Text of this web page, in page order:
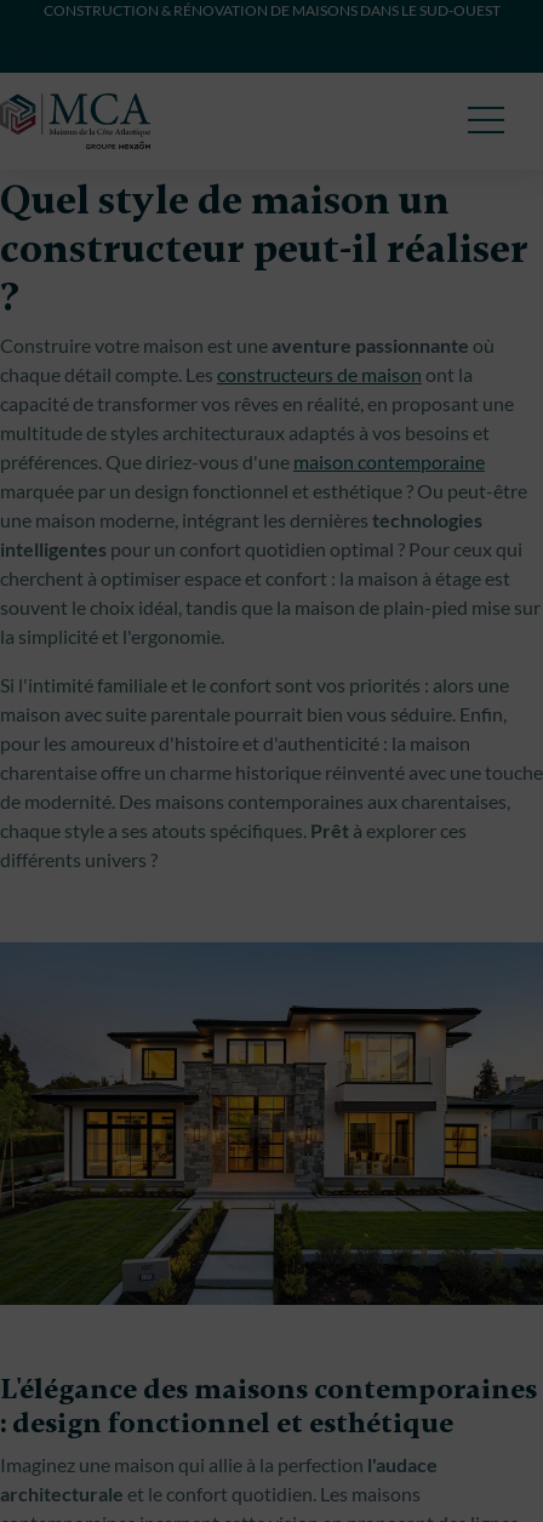
CONSTRUCTION & RÉNOVATION DE MAISONS DANS LE SUD-OUEST
Quel style de maison un
constructeur peut-il réaliser
?
Construire votre maison est une aventure passionnante où
chaque détail compte. Les constructeurs de maison ont la
capacité de transformer vos rêves en réalité, en proposant une
multitude de styles architecturaux adaptés à vos besoins et
préférences. Que diriez-vous d'une maison contemporaine
marquée par un design fonctionnel et esthétique ? Ou peut-être
une maison moderne, intégrant les dernières technologies
intelligentes pour un confort quotidien optimal ? Pour ceux qui
cherchent à optimiser espace et confort : la maison à étage est
souvent le choix idéal, tandis que la maison de plain-pied mise sur
la simplicité et l'ergonomie.
Si l'intimité familiale et le confort sont vos priorités : alors une
maison avec suite parentale pourrait bien vous séduire. Enfin,
pour les amoureux d'histoire et d'authenticité : la maison
charentaise offre un charme historique réinventé avec une touche
de modernité. Des maisons contemporaines aux charentaises,
chaque style a ses atouts spécifiques. Prêt à explorer ces
différents univers ?
L'élégance des maisons contemporaines
: design fonctionnel et esthétique
Imaginez une maison qui allie à la perfection l'audace
architecturale et le confort quotidien. Les maisons